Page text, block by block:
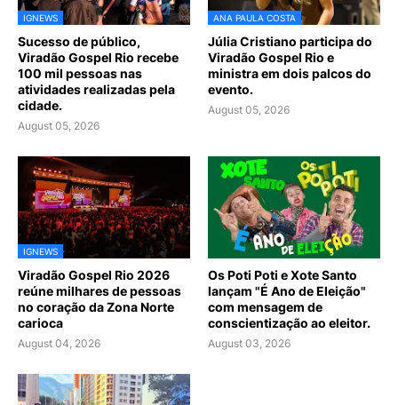
IGNEWS
Sucesso de público,
Viradão Gospel Rio recebe
100 mil pessoas nas
atividades realizadas pela
cidade.
August 05, 2026
ANA PAULA COSTA
Júlia Cristiano participa do
Viradão Gospel Rio e
ministra em dois palcos do
evento.
August 05, 2026
IGNEWS
Viradão Gospel Rio 2026
reúne milhares de pessoas
no coração da Zona Norte
carioca
August 04, 2026
Os Poti Poti e Xote Santo
lançam "É Ano de Eleição"
com mensagem de
conscientização ao eleitor.
August 03, 2026